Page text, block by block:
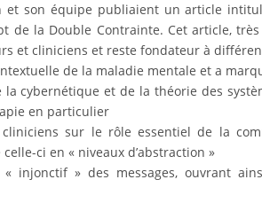
et son équipe publiaient un article
de la Double Contrainte. Cet article,
et cliniciens et reste fondateur à
de la maladie mentale et a
cybernétique et de la théorie des
en particulier
sur le rôle essentiel de la
ci en « niveaux d’abstraction »
« injonctif » des messages, ouvrant